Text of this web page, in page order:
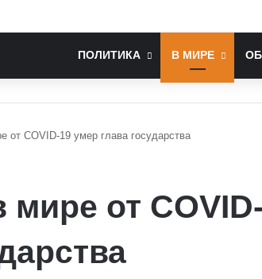
може стати послом України у США: хто він та
ПОЛИТИКА В МИРЕ
от COVID-19 умер глава государства
от